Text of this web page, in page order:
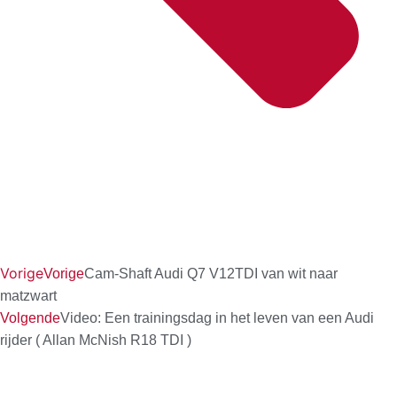
VorigeVorigeCam-Shaft Audi Q7 V12TDI van wit naar
matzwart
VolgendeVideo: Een trainingsdag in het leven van een Audi
rijder ( Allan McNish R18 TDI )